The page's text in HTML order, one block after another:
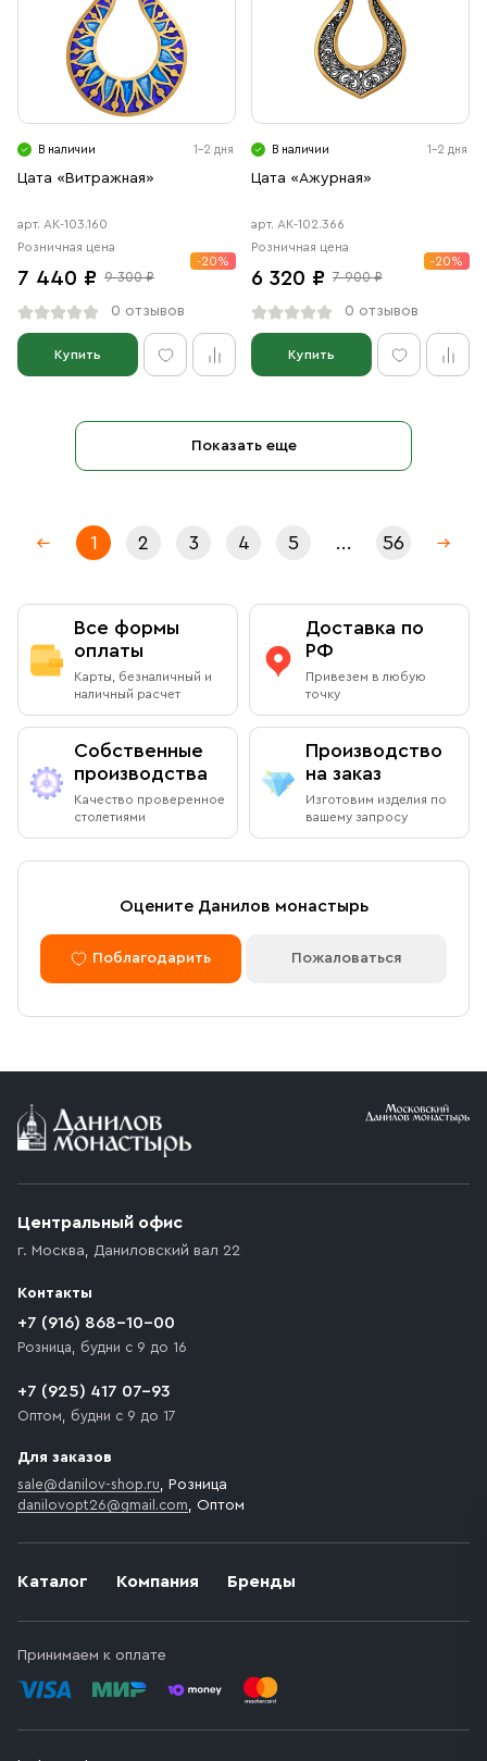
В наличии 1-2 дня
Цата «Витражная»
арт. АК-103.160
Розничная цена
7 440 ₽ 9 300 ₽
-20%
0 отзывов
Купить
В наличии 1-2 дня
Цата «Ажурная»
арт. АК-102.366
Розничная цена
6 320 ₽ 7 900 ₽
-20%
0 отзывов
Купить
Показать еще
1 2 3 4 5 56
Все формы
оплаты
Карты, безналичный и
наличный расчет
Доставка по
РФ
Привезем в любую
точку
Собственные
производства
Качество проверенное
столетиями
Производство
на заказ
Изготовим изделия по
вашему запросу
Оцените Данилов монастырь
Поблагодарить Пожаловаться
Каталог Компания Бренды
Принимаем к оплате
Центральный офис
г. Москва, Даниловский вал 22
Контакты
+7 (916) 868-10-00
Розница, будни с 9 до 16
+7 (925) 417 07-93
Оптом, будни с 9 до 17
Для заказов
sale@danilov-shop.ru, Розница
danilovopt26@gmail.com, Оптом